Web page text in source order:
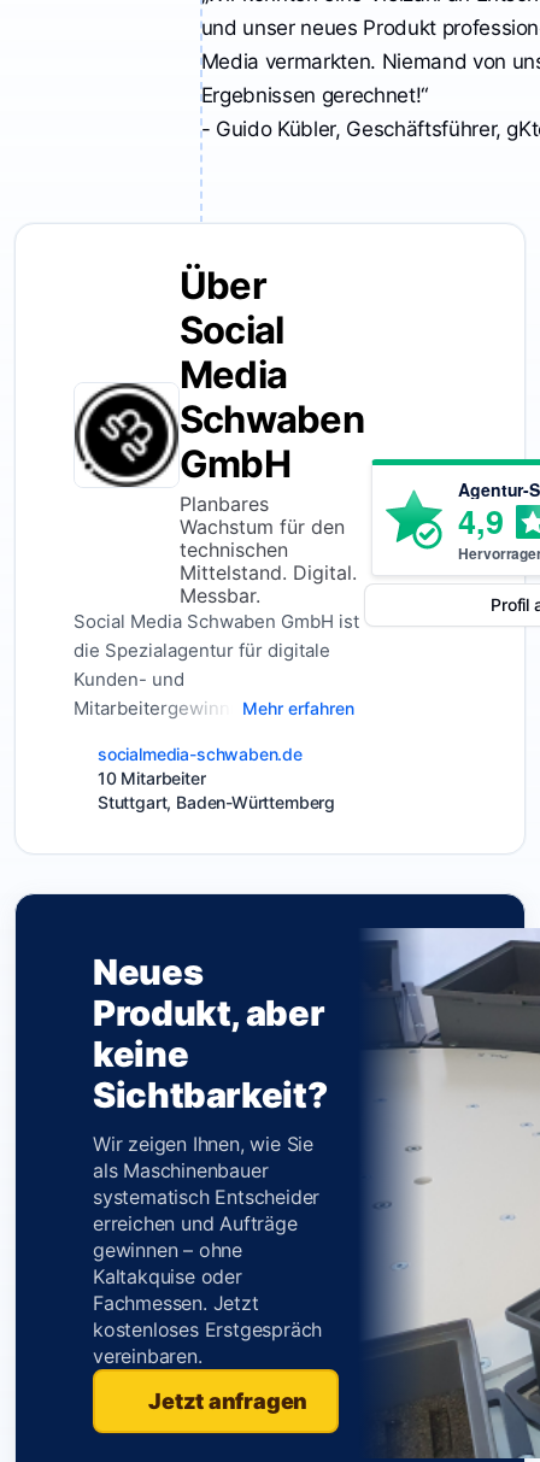
und unser neues Produkt
Media vermarkten. Niemand von
Ergebnissen gerechnet!“
- Guido Kübler, Geschäftsführer,
Über
Social
Media
Schwaben
GmbH
Planbares
Wachstum für den
technischen
Mittelstand. Digital.
Messbar.
Social Media Schwaben GmbH ist
die Spezialagentur für digitale
Kunden- und
Mitarbeitergewinnung im
arbeiten ausschließlich mit
produzierenden und technisch
deutschsprachigen Raum. Dazu
Werkzeugbau,
Metallverarbeitung, Metallhandel,
Elektrotechnik,
Industrieelektronik,
Kunststofftechnik,
Antriebstechnik, Mess- und
Regeltechnik, Fördertechnik,
Lufttechnik, Filtertechnik,
Recyclingtechnik,
Oberflächentechnik,
Lasertechnik, Schweißtechnik,
Automation, technische
Dienstleistung und industrieller
Großhandel. Die Ausgangslage
2026 ist eindeutig. Der deutsche
Maschinenbau steht im vierten
negativen Jahr in Folge. Über
Mehr erfahren
socialmedia-schwaben.de
10 Mitarbeiter
Stuttgart, Baden-Württemberg
Agentur-
4,9
Profil
Neues
Produkt, aber
keine
Sichtbarkeit?
Wir zeigen Ihnen, wie Sie
als Maschinenbauer
systematisch Entscheider
erreichen und Aufträge
gewinnen – ohne
Kaltakquise oder
Fachmessen. Jetzt
kostenloses Erstgespräch
vereinbaren.
Jetzt anfragen